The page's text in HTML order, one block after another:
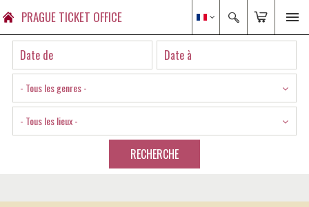
PRAGUE TICKET OFFICE
- Tous les genres -
- Tous les lieux -
RECHERCHE